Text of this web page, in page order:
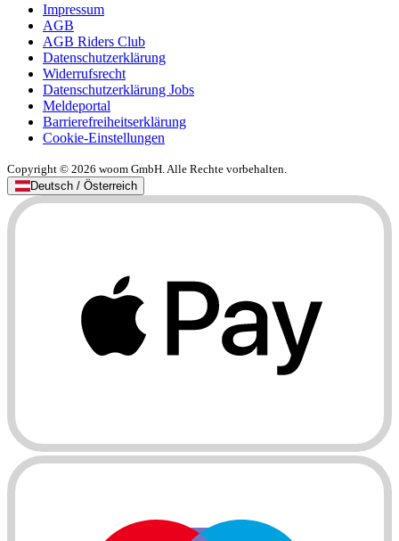
Impressum
AGB
AGB Riders Club
Datenschutzerklärung
Widerrufsrecht
Datenschutzerklärung Jobs
Meldeportal
Barrierefreiheitserklärung
Cookie-Einstellungen
Copyright © 2026 woom GmbH. Alle Rechte vorbehalten.
Deutsch / Österreich